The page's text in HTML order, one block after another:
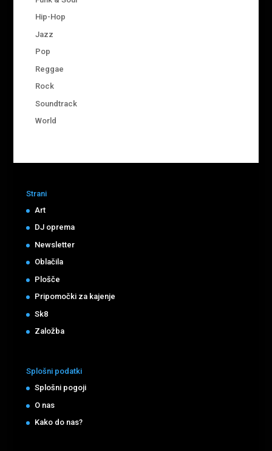
Hip-Hop
Jazz
Pop
Reggae
Rock
Soundtrack
World
Strani
Art
DJ oprema
Newsletter
Oblačila
Plošče
Pripomočki za kajenje
Sk8
Založba
Splošni podatki
Splošni pogoji
O nas
Kako do nas?